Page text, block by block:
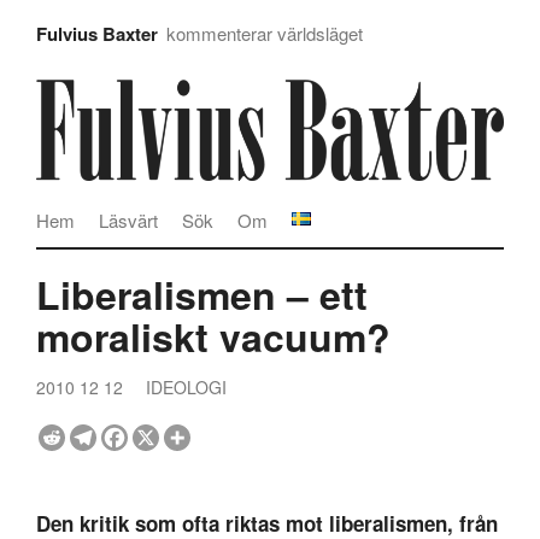
Fulvius Baxter kommenterar världsläget
Om
Sök
Läsvärt
Hem
Liberalismen – ett
moraliskt vacuum?
2010 12 12 IDEOLOGI
Den kritik som ofta riktas mot liberalismen, från